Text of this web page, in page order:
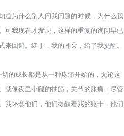
道为什么别人问我问题的时候，为什么我
可我现在才发现，这样的重复的询问早已
回避。终于，我的耳朵，给了我提醒。
的成长都是从一种疼痛开始的，无论这
就像夜里小腿的抽筋，关节的胀痛，尽管
我怀念他们，他们提醒着我的躯干，他们